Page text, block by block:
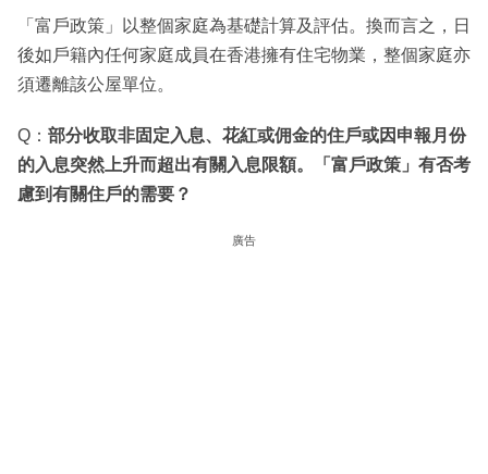
「富戶政策」以整個家庭為基礎計算及評估。換而言之，日
後如戶籍內任何家庭成員在香港擁有住宅物業，整個家庭亦
須遷離該公屋單位。
Q： 部分收取非固定入息、花紅或佣金的住戶或因申報月份
的入息突然上升而超出有關入息限額。「富戶政策」有否考
慮到有關住戶的需要？
廣告